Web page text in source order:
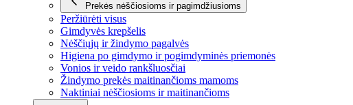
Prekės nėščiosioms ir pagimdžiusioms
Peržiūrėti visus
Gimdyvės krepšelis
Nėščiųjų ir žindymo pagalvės
Higiena po gimdymo ir pogimdyminės priemonės
Vonios ir veido rankšluosčiai
Žindymo prekės maitinančioms mamoms
Naktiniai nėščiosioms ir maitinančioms